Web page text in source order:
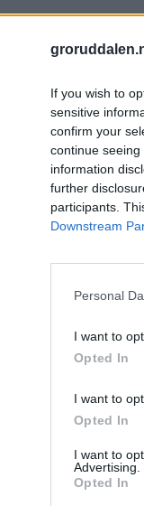
If you wish to
sensitive
confirm your
continue
information
further
participants.
Downstream
Personal
I want to
Opted In
I want to
Opted In
I want to
Advertising.
Opted In
nytt hotell,
debutant
Radisson RED.